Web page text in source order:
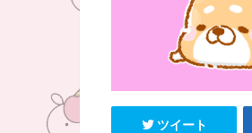
ツイート